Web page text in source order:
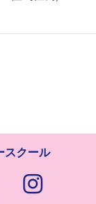
スクール